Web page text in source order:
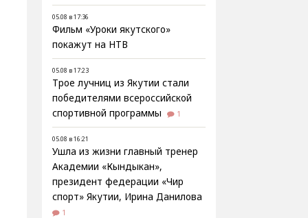
05.08 в 17:36
Фильм «Уроки якутского»
покажут на НТВ
05.08 в 17:23
Трое лучниц из Якутии стали
победителями всероссийской
спортивной программы
1
05.08 в 16:21
Ушла из жизни главный тренер
Академии «Кындыкан»,
президент федерации «Чир
спорт» Якутии, Ирина Данилова
1